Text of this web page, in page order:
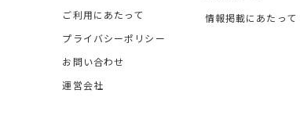
ご利用にあたって
プライバシーポリシー
お問い合わせ
運営会社
情報掲載にあたって